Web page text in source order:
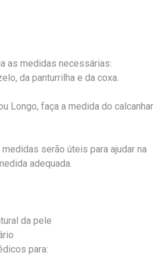
as medidas necessárias:
da panturrilha e da coxa.
Longo, faça a medida do calcanhar
serão úteis para ajudar na
adequada.
da pele
para: